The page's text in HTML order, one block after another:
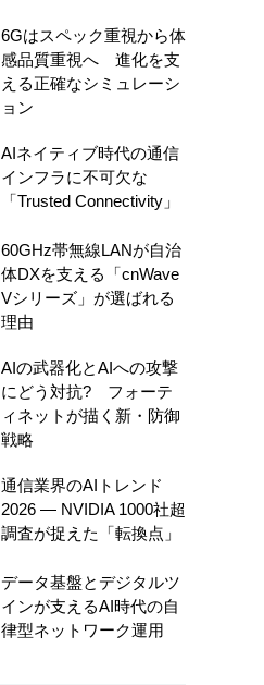
6Gはスペック重視から体
感品質重視へ 進化を支
える正確なシミュレーシ
ョン
AIネイティブ時代の通信
インフラに不可欠な
「Trusted Connectivity」
60GHz帯無線LANが自治
体DXを支える「cnWave
Vシリーズ」が選ばれる
理由
AIの武器化とAIへの攻撃
にどう対抗? フォーテ
ィネットが描く新・防御
戦略
通信業界のAIトレンド
2026 ― NVIDIA 1000社超
調査が捉えた「転換点」
データ基盤とデジタルツ
インが支えるAI時代の自
律型ネットワーク運用